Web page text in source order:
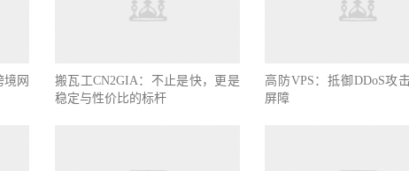
网
搬瓦工CN2GIA：不止是快，更是
稳定与性价比的标杆
高防VPS：抵御DDoS攻
屏障